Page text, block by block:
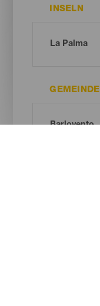
INSELN
GEMEINDE